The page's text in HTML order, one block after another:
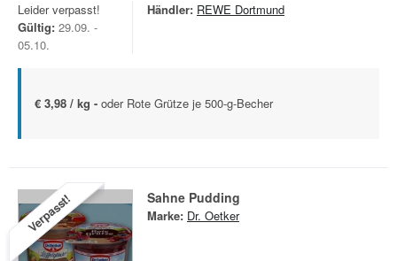
Leider verpasst!
Gültig: 29.09. -
05.10.
Händler: REWE Dortmund
€ 3,98 / kg - oder Rote Grütze je 500-g-Becher
Verpasst! Sahne Pudding
Marke: Dr. Oetker